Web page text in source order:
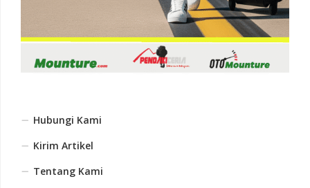
Hubungi Kami
Kirim Artikel
Tentang Kami